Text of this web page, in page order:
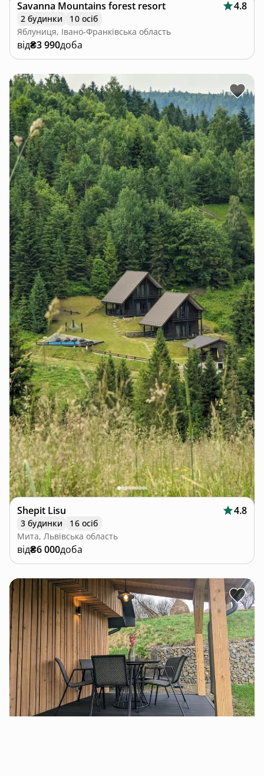
Savanna Mountains forest resort 4.8
2 будинки
10 осіб
Яблуниця, Івано-Франківська область
від₴3 990доба
Shepit Lisu 4.8
3 будинки
16 осіб
Мита, Львівська область
від₴6 000доба